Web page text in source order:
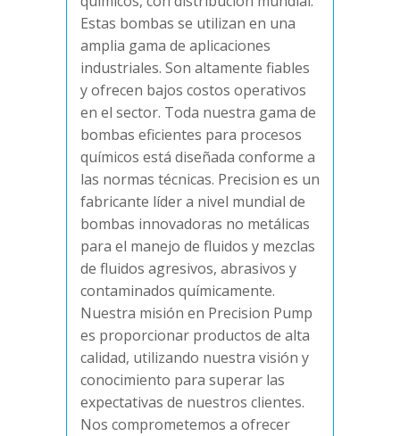
Estas bombas se utilizan en una
amplia gama de aplicaciones
industriales. Son altamente fiables
y ofrecen bajos costos operativos
en el sector. Toda nuestra gama de
bombas eficientes para procesos
químicos está diseñada conforme a
las normas técnicas. Precision es un
fabricante líder a nivel mundial de
bombas innovadoras no metálicas
para el manejo de fluidos y mezclas
de fluidos agresivos, abrasivos y
contaminados químicamente.
Nuestra misión en Precision Pump
es proporcionar productos de alta
calidad, utilizando nuestra visión y
conocimiento para superar las
expectativas de nuestros clientes.
Nos comprometemos a ofrecer